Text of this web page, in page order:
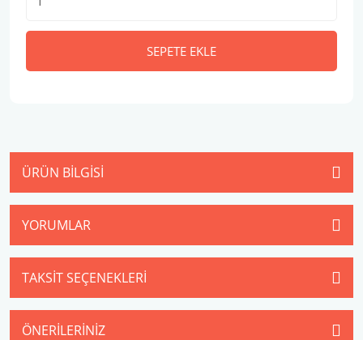
SEPETE EKLE
ÜRÜN BILGISI
YORUMLAR
TAKSIT SEÇENEKLERI
ÖNERILERINIZ